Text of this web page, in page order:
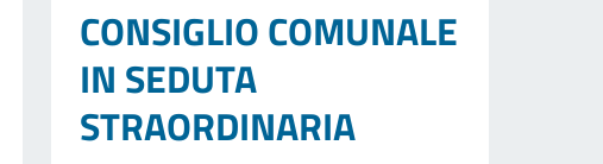
CONSIGLIO COMUNALE
IN SEDUTA
STRAORDINARIA